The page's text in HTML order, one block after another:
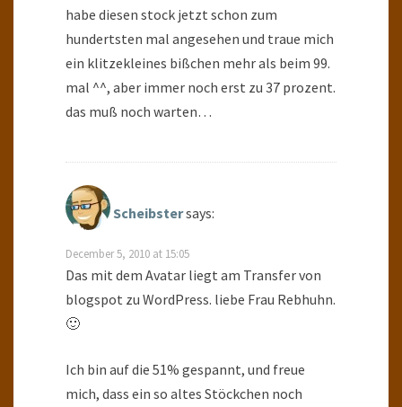
habe diesen stock jetzt schon zum
hundertsten mal angesehen und traue mich
ein klitzekleines bißchen mehr als beim 99.
mal ^^, aber immer noch erst zu 37 prozent.
das muß noch warten…
Scheibstersays:
December 5, 2010 at 15:05
Das mit dem Avatar liegt am Transfer von
blogspot zu WordPress. liebe Frau Rebhuhn.
🙂
Ich bin auf die 51% gespannt, und freue
mich, dass ein so altes Stöckchen noch